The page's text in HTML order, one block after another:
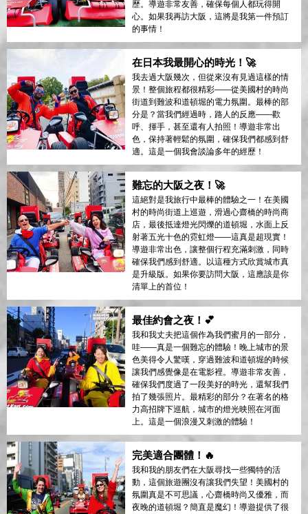
歷。導遊非常友善，確保每個人都玩得開
心。如果我再訪大阪，這將是我第一件預訂
的事情！
在日本我最開心的時光！🚀
我去過大阪幾次，但從來沒有見過這樣的情
景！整個旅程都很精彩——從美國村的時尚
街道到難波和道頓堀的電力氛圍。最棒的部
分是？當我們經過時，路人的反應——歡
呼、揮手，甚至還有人拍照！導遊非常出
色，保持著輕鬆的氛圍，確保我們都感到舒
適。這是一個我會談論多年的經歷！
難忘的大阪之夜！🚀
這絕對是我旅行中最棒的體驗之一！在美國
村的時尚街道上巡遊，滑過心齋橋的時尚商
店，最後抵達燈光閃爍的道頓堀，水面上反
射著五光十色的霓虹燈——這真是超現實！
導遊非常出色，讓整個行程充滿刺激，同時
確保我們感到舒適。以這種方式欣賞城市真
是升級版。如果你要訪問大阪，這應該是你
清單上的首位！
最佳約會之夜！💕
我和我丈夫把這個作為我們蜜月的一部分，
哇——真是一個難忘的體驗！晚上城市的景
色美得令人驚嘆，穿過難波和道頓堀的時候
讓我們感覺像是在電影裡。導遊非常友善，
確保我們度過了一段美好的時光，還幫我們
拍了幾張照片。最精彩的部分？在著名的格
力高招牌下巡航，城市的燈光映照在河面
上。這是一個浪漫又刺激的體驗！
完美適合團體！🔥
我和我的朋友們在大阪尋找一些獨特的活
動，這個旅遊團沒有讓我們失望！美國村的
氛圍真是不可思議，心齋橋時尚又優雅，而
夜晚的道頓堀？簡直是魔幻！導遊提供了很